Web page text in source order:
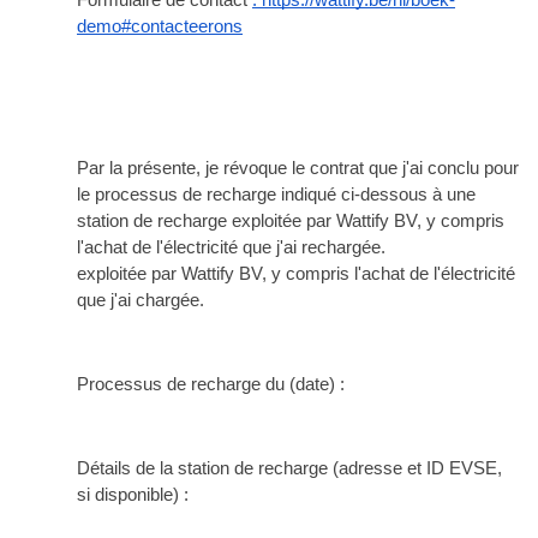
demo#contacteerons
Par la présente, je révoque le contrat que j'ai conclu pour
le processus de recharge indiqué ci-dessous à une
station de recharge exploitée par Wattify BV, y compris
l'achat de l'électricité que j'ai rechargée.
exploitée par Wattify BV, y compris l'achat de l'électricité
que j'ai chargée.
Processus de recharge du (date) :
Détails de la station de recharge (adresse et ID EVSE,
si disponible) :